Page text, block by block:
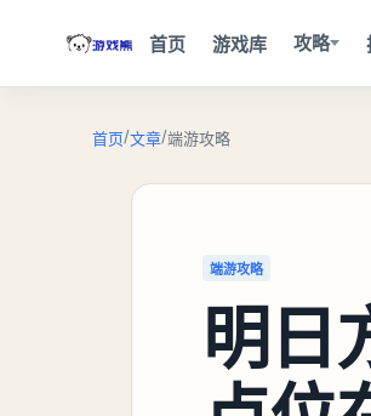
首页 游戏库 攻略
首页/文章/端游攻略
端游攻略
明日